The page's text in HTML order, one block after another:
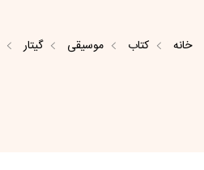
خانه کتاب موسیقی گیتار